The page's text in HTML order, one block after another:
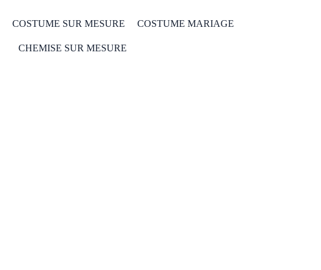
COSTUME SUR MESURE COSTUME MARIAGE
CHEMISE SUR MESURE